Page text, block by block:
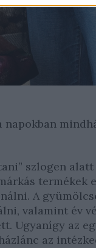
napokban
szlogen
termékek
A
valamint év
Ugyanígy az
az